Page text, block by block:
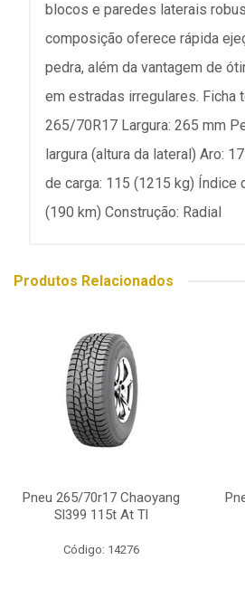
blocos e paredes laterais
composição oferece rápida
pedra, além da vantagem de
em estradas irregulares. Ficha
265/70R17 Largura: 265 mm
largura (altura da lateral) Aro:
de carga: 115 (1215 kg) Índice
(190 km) Construção: Radial
Produtos Relacionados
Pneu 265/70r17 Chaoyang
Sl399 115t At Tl
Código: 14276